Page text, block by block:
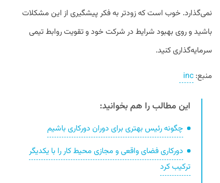
نمی‌گذارد. خوب است که زودتر به فکر پیشگیری از این مشکلات
باشید و روی بهبود شرایط در شرکت خود و تقویت روابط تیمی
سرمایه‌گذاری کنید.
منبع: inc
این مطالب را هم بخوانید:
چگونه رئیس بهتری برای دوران دورکاری باشیم
دورکاری فضای واقعی و مجازی محیط کار را با یکدیگر
ترکیب کرد